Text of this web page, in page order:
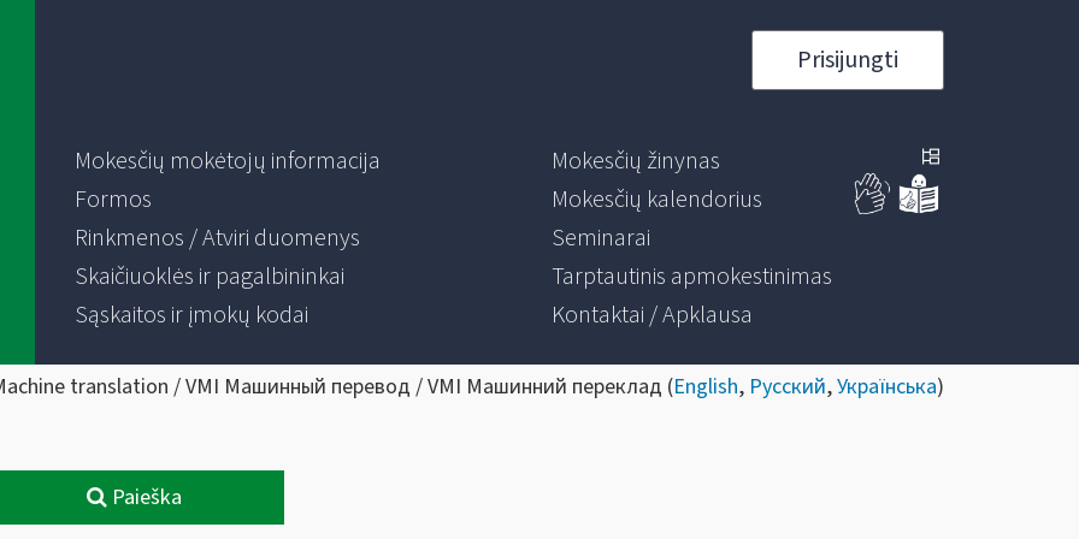
Prisijungti
Mokesčių mokėtojų informacija
Formos
Rinkmenos / Atviri duomenys
Skaičiuoklės ir pagalbininkai
Sąskaitos ir įmokų kodai
Mokesčių žinynas
Mokesčių kalendorius
Seminarai
Tarptautinis apmokestinimas
Kontaktai / Apklausa
translation / VMI Машинный перевод / VMI Машинний переклад (English, Русский,Українська)
Paieška